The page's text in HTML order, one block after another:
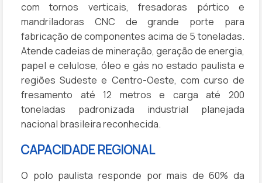
com tornos verticais, fresadoras pórtico e
mandriladoras CNC de grande porte para
fabricação de componentes acima de 5 toneladas.
Atende cadeias de mineração, geração de energia,
papel e celulose, óleo e gás no estado paulista e
regiões Sudeste e Centro-Oeste, com curso de
fresamento até 12 metros e carga até 200
toneladas padronizada industrial planejada
nacional brasileira reconhecida.
CAPACIDADE REGIONAL
O polo paulista responde por mais de 60% da